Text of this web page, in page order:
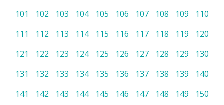
101
102 103 104 105 106 107 108 109
110
111
112 113 114 115 116 117 118 119
120
121
122 123 124 125 126 127 128 129
130
131
132 133 134 135 136 137 138 139
140
141
142 143 144 145 146 147 148 149
150